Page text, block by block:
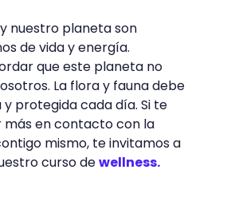
nuestro planeta son
de vida y energía.
que este planeta no
La flora y fauna debe
protegida cada día. Si te
en contacto con la
mismo, te invitamos a
curso dewellness.